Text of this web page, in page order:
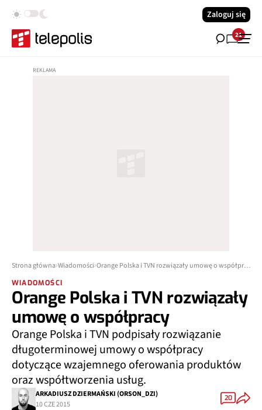
Zaloguj się
21
Strona główna Wiadomości Orange Polska i TVN rozwiązały umowę o współpracy
WIADOMOŚCI
Orange Polska i TVN rozwiązały
umowę o współpracy
Orange Polska i TVN podpisały rozwiązanie
długoterminowej umowy o współpracy
dotyczące wzajemnego oferowania produktów
oraz współtworzenia usług.
ARKADIUSZ DZIERMAŃSKI (ORSON_DZI)
10 CZE 2015
20